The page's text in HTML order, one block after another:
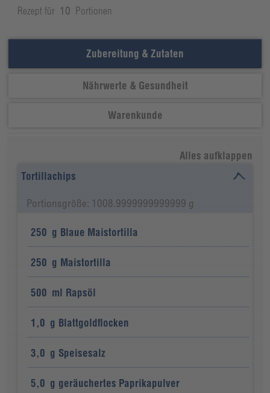
Rezept für 10 Portionen
Zubereitung & Zutaten
Nährwerte & Gesundheit
Warenkunde
Alles aufklappen
Tortillachips
Portionsgröße: 1008.9999999999999 g
250 g Blaue Maistortilla
250 g Maistortilla
500 ml Rapsöl
1,0 g Blattgoldflocken
3,0 g Speisesalz
5,0 g geräuchertes Paprikapulver